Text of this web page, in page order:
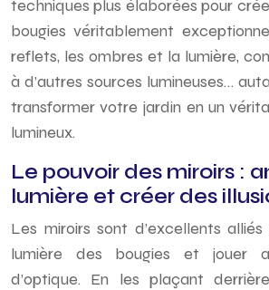
techniques plus élaborées pour
bougies véritablement
reflets, les ombres et la lumière,
à d’autres sources lumineuses…
transformer votre jardin en un
lumineux.
Le pouvoir des miroirs :
lumière et créer des
Les miroirs sont d’excellents
lumière des bougies et jouer
d’optique. En les plaçant